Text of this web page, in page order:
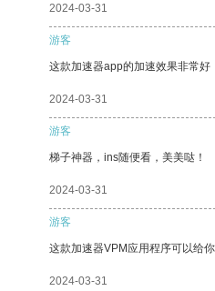
2024-03-31
游客
这款加速器app的加速效果非常好
2024-03-31
游客
梯子神器，ins随便看，美美哒！
2024-03-31
游客
这款加速器VPM应用程序可以给
2024-03-31